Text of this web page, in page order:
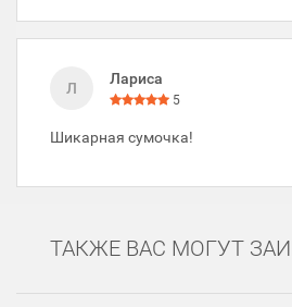
Л
Лариса
5
Шикарная сумочка!
ТАКЖЕ ВАС МОГУТ